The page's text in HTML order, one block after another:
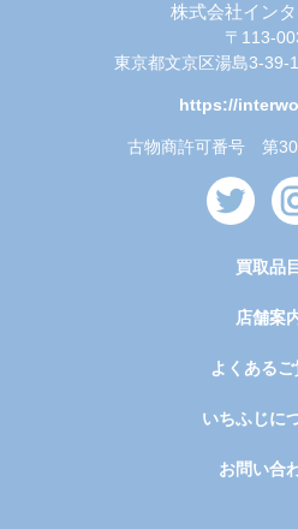
株式会社イン
〒113-
東京都文京区湯島3-39-
https://
古物商許可番号 第
買取品目
店舗案
よくあるご
いちふじに
お問い合